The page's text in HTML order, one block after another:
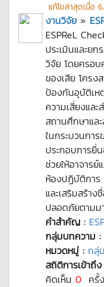
แก้ไขล่าสุดเมื่อ
งานวิจัย »
ESPReL
ประเมินและย
วิจัย โดยครอบ
ของเสีย โคร
ป้องกันอุบัติเห
ความเสี่ยงแล
สถานศึกษาแล
ในกระบวนกา
ประกอบการยื่
ช่วยให้อาจาร
ห้องปฏิบัติการ
และเสริมสร้า
ปลอดภัยตามม
คำสำคัญ :
กลุ่มบทความ :
หมวดหมู่ : กลุ่
สถิติการเข้าถึ
คิดเห็น 0 ครั้ง